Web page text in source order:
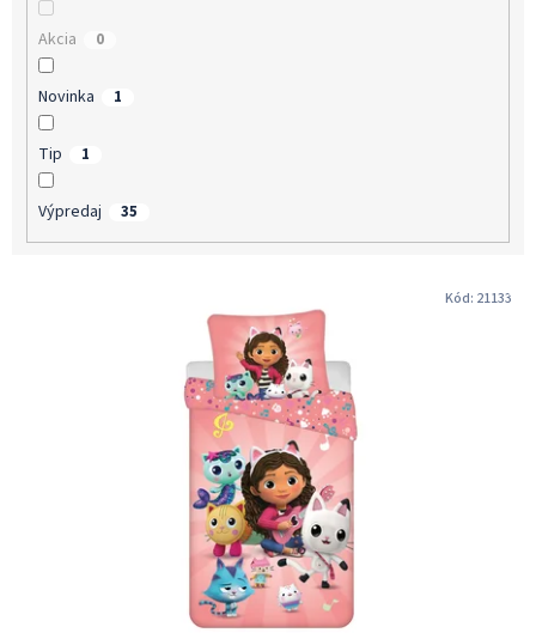
Akcia 0
Novinka 1
Tip 1
Výpredaj 35
Kód: 21133